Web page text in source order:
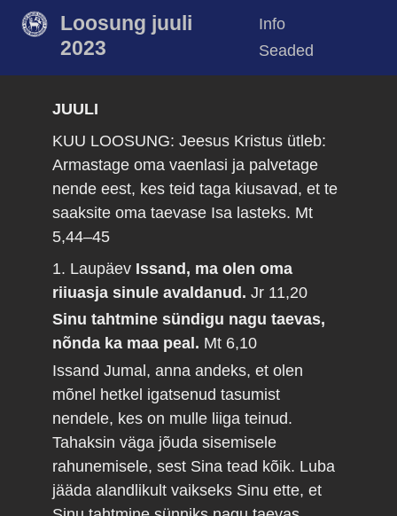
Loosung juuli
2023
Info
Seaded
JUULI
KUU LOOSUNG: Jeesus Kristus ütleb:
Armastage oma vaenlasi ja palvetage
nende eest, kes teid taga kiusavad, et te
saaksite oma taevase Isa lasteks. Mt
5,44–45
1. Laupäev Issand, ma olen oma
riiuasja sinule avaldanud.Jr 11,20
Sinu tahtmine sündigu nagu taevas,
nõnda ka maa peal. Mt 6,10
Issand Jumal, anna andeks, et olen
mõnel hetkel igatsenud tasumist
nendele, kes on mulle liiga teinud.
Tahaksin väga jõuda sisemisele
rahunemisele, sest Sina tead kõik. Luba
jääda alandlikult vaikseks Sinu ette, et